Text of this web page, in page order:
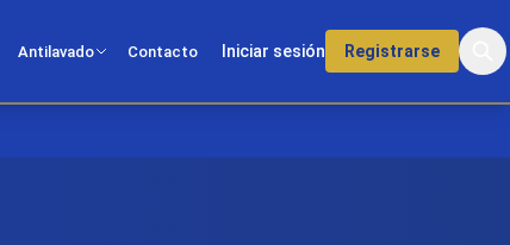
Antilavado Contacto Iniciar sesión Registrarse